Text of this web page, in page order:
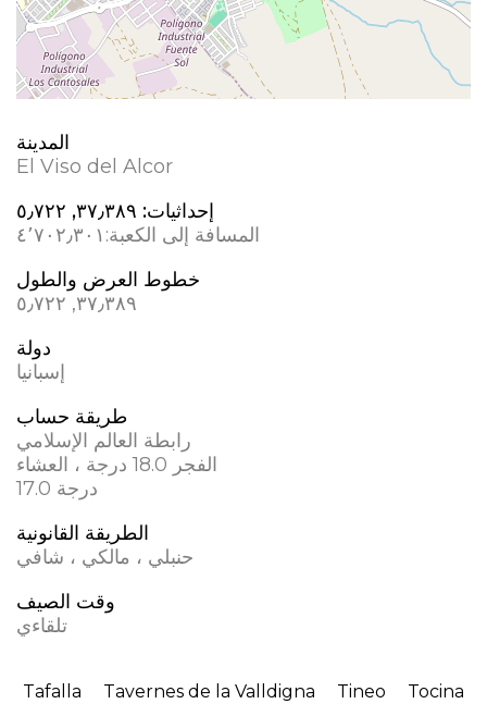
المدينة
El Viso del Alcor
إحداثيات: ٣٧٫٣٨٩, ؜٥٫٧٢٢
المسافة إلى الكعبة: ٤٬٧٠٢٫٣٠١
خطوط العرض والطول
٣٧٫٣٨٩, ؜٥٫٧٢٢
دولة
إسبانيا
طريقة حساب
رابطة العالم الإسلامي
الفجر 18.0 درجة ، العشاء
17.0 درجة
الطريقة القانونية
حنبلي ، مالكي ، شافي
وقت الصيف
تلقاءي
Tafalla Tavernes de la Valldigna Tineo
Tocina